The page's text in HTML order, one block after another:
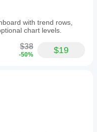
with trend rows,
chart levels.
$38
-50% $19